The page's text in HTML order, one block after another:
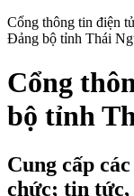
Cổng thông tin điện
Đảng bộ tỉnh Thái
Cổng
bộ tỉnh
Cung cấp
chức; tin